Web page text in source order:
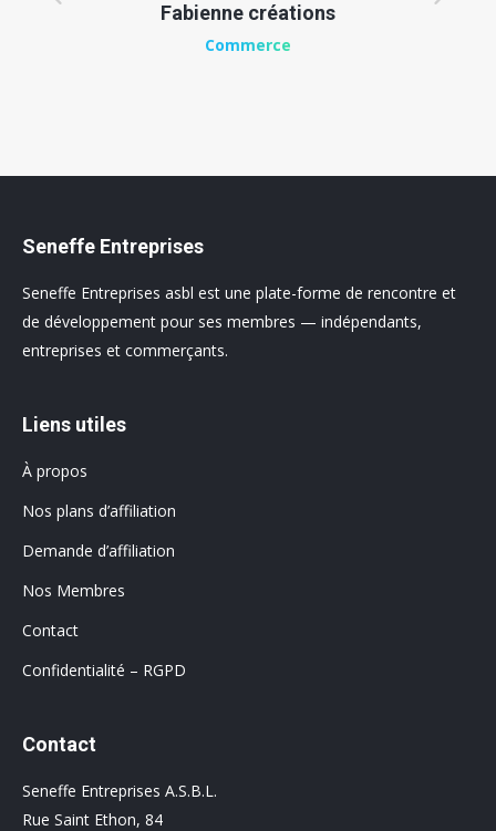
Fabienne créations
Commerce
Seneffe Entreprises
Seneffe Entreprises asbl est une plate-forme de rencontre et
de développement pour ses membres — indépendants,
entreprises et commerçants.
Liens utiles
À propos
Nos plans d’affiliation
Demande d’affiliation
Nos Membres
Contact
Confidentialité – RGPD
Contact
Seneffe Entreprises A.S.B.L.
Rue Saint Ethon, 84